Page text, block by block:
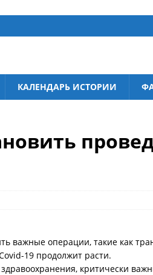
КАЛЕНДАРЬ ИСТОРИИ
важные операции, такие как
19 продолжит расти.
критически